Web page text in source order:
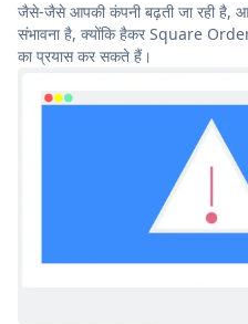
जैसे-जैसे आपकी कंपनी बढ़ती जा रही है,
संभावना है, क्योंकि हैकर Square Order
का प्रयास कर सकते हैं।